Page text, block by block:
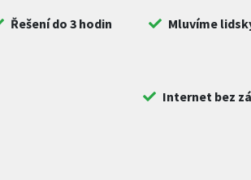
Řešení do 3 hodin Mluvíme
Internet bez